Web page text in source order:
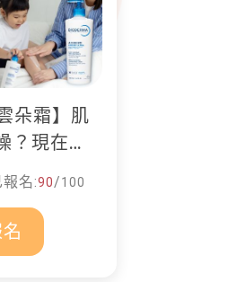
朵霜】肌
？現在就
護體驗計
報名:90/100